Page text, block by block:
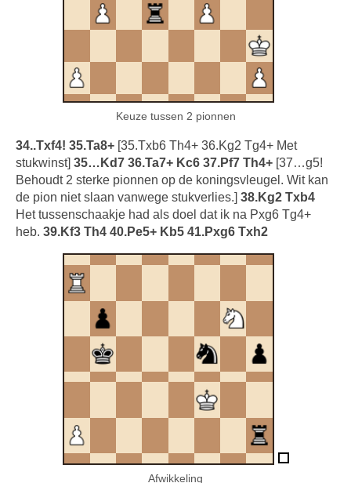
Keuze tussen 2 pionnen
34..Txf4! 35.Ta8+ [35.Txb6 Th4+ 36.Kg2 Tg4+ Met
stukwinst] 35…Kd7 36.Ta7+ Kc6 37.Pf7 Th4+ [37…g5!
Behoudt 2 sterke pionnen op de koningsvleugel. Wit kan
de pion niet slaan vanwege stukverlies.] 38.Kg2 Txb4
Het tussenschaakje had als doel dat ik na Pxg6 Tg4+
heb. 39.Kf3 Th4 40.Pe5+ Kb5 41.Pxg6 Txh2
Afwikkeling